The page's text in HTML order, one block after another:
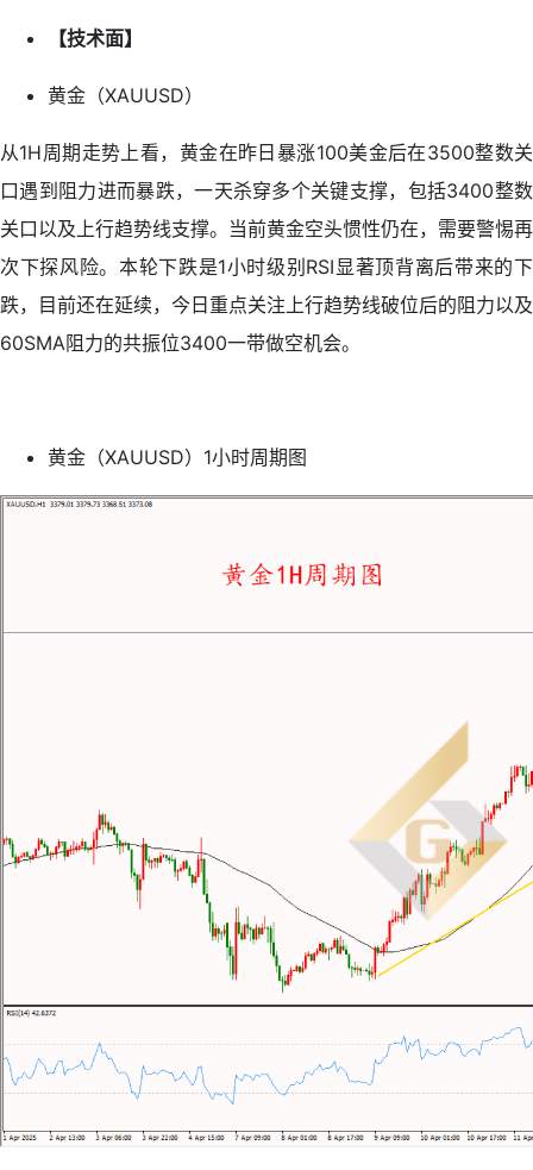
【技术面】
黄金（XAUUSD）
从1H周期走势上看，黄金在昨日暴涨100美金后在3500整数关
口遇到阻力进而暴跌，一天杀穿多个关键支撑，包括3400整数
关口以及上行趋势线支撑。当前黄金空头惯性仍在，需要警惕再
次下探风险。本轮下跌是1小时级别RSI显著顶背离后带来的下
跌，目前还在延续，今日重点关注上行趋势线破位后的阻力以及
60SMA阻力的共振位3400一带做空机会。
黄金（XAUUSD）1小时周期图